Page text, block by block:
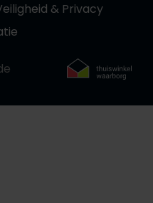
& Privacy